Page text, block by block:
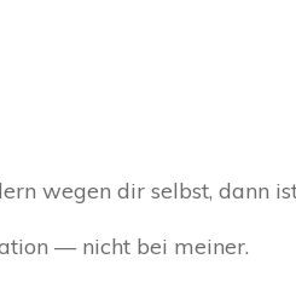
wegen dir selbst, dann
— nicht bei meiner.